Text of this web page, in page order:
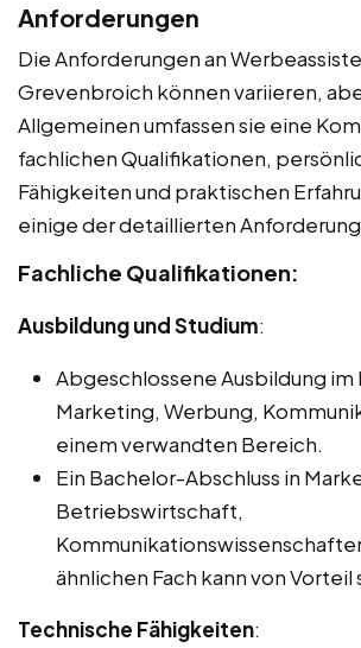
Anforderungen
Die Anforderungen an
Grevenbroich können variieren,
Allgemeinen umfassen sie eine
fachlichen Qualifikationen,
Fähigkeiten und praktischen
einige der detaillierten
Fachliche Qualifikationen:
Ausbildung und Studium:
Abgeschlossene Ausbildung im
Marketing, Werbung,
einem verwandten Bereich.
Ein Bachelor-Abschluss in
Betriebswirtschaft,
ähnlichen Fach kann von Vorteil
Technische Fähigkeiten: